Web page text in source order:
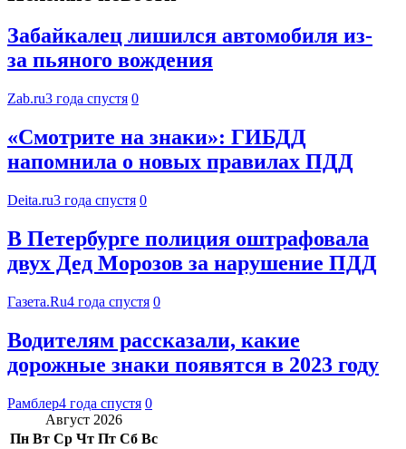
Забайкалец лишился автомобиля из-
за пьяного вождения
Zab.ru3 года спустя 0
«Смотрите на знаки»: ГИБДД
напомнила о новых правилах ПДД
Deita.ru3 года спустя 0
В Петербурге полиция оштрафовала
двух Дед Морозов за нарушение ПДД
Газета.Ru4 года спустя 0
Водителям рассказали, какие
дорожные знаки появятся в 2023 году
Рамблер4 года спустя 0
Август 2026
Пн Вт Ср Чт Пт Сб Вс